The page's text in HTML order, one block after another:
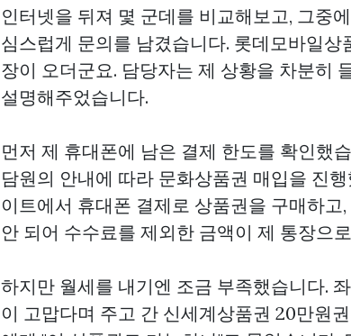
인터넷을 뒤져 몇 군데를 비교해보고, 그중
심스럽게 문의를 남겼습니다. 롯데모바일상
장이 오더군요. 담당자는 제 상황을 차분히
설명해주었습니다.
먼저 제 휴대폰에 남은 결제 한도를 확인했
담원의 안내에 따라 문화상품권 매입을 진
이트에서 휴대폰 결제로 상품권을 구매하
안 되어 수수료를 제외한 금액이 제 통장으
하지만 월세를 내기엔 조금 부족했습니다.
이 고맙다며 주고 간 신세계상품권 20만원